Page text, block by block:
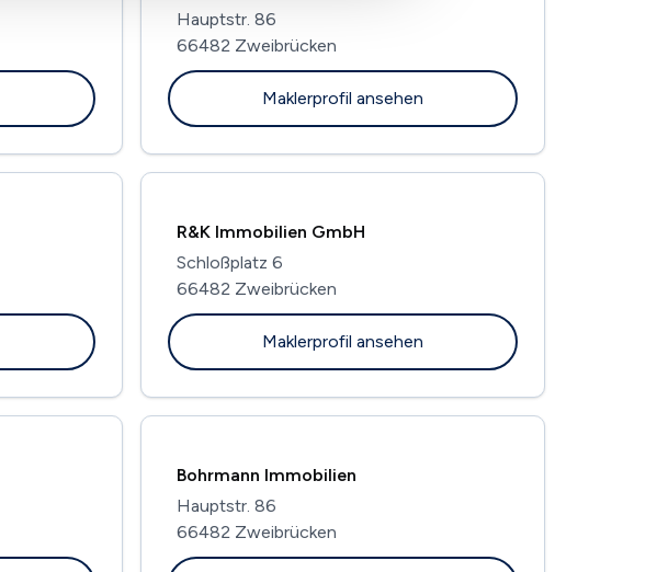
Hauptstr. 86
66482 Zweibrücken
Maklerprofil ansehen
R&K Immobilien GmbH
Schloßplatz 6
66482 Zweibrücken
Maklerprofil ansehen
Bohrmann Immobilien
Hauptstr. 86
66482 Zweibrücken